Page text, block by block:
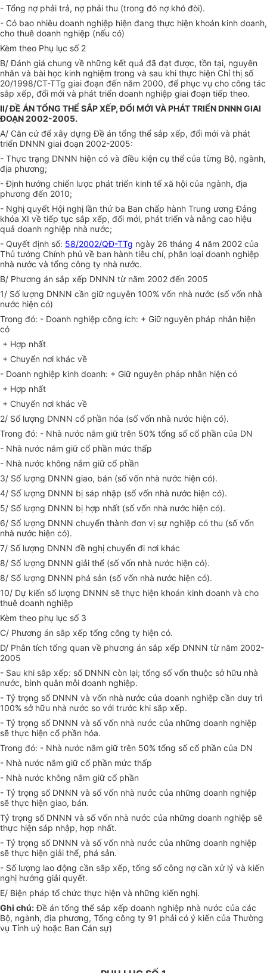
- Tổng nợ phải trả, nợ phải thu (trong đó nợ khó đòi).
- Có bao nhiêu doanh nghiệp hiện đang thực hiện khoán kinh doanh,
cho thuê doanh nghiệp (nếu có)
Kèm theo Phụ lục số 2
B/ Đánh giá chung về những kết quả đã đạt được, tồn tại, nguyên
nhân và bài học kinh nghiệm trong và sau khi thực hiện Chỉ thị số
20/1998/CT-TTg giai đoạn đến năm 2000, để phục vụ cho công tác
sắp xếp, đổi mới và phát triển doanh nghiệp giai đoạn tiếp theo.
II/ ĐỀ ÁN TỔNG THỂ SẮP XẾP, ĐỔI MỚI VÀ PHÁT TRIỂN DNNN GIAI
ĐOẠN 2002-2005.
A/ Căn cứ để xây dựng Đề án tổng thể sắp xếp, đổi mới và phát
triển DNNN giai đoạn 2002-2005:
- Thực trạng DNNN hiện có và điều kiện cụ thể của từng Bộ, ngành,
địa phương;
- Định hướng chiến lược phát triển kinh tế xã hội của ngành, địa
phương đến 2010;
- Nghị quyết Hội nghị lần thứ ba Ban chấp hành Trung ương Đảng
khóa XI về tiếp tục sắp xếp, đổi mới, phát triển và nâng cao hiệu
quả doanh nghiệp nhà nước;
- Quyết định số: 58/2002/QĐ-TTg ngày 26 tháng 4 năm 2002 của
Thủ tướng Chính phủ về ban hành tiêu chí, phân loại doanh nghiệp
nhà nước và tổng công ty nhà nước.
B/ Phương án sắp xếp DNNN từ năm 2002 đến 2005
1/ Số lượng DNNN cần giữ nguyên 100% vốn nhà nước (số vốn nhà
nước hiện có)
Trong đó: - Doanh nghiệp công ích: + Giữ nguyên pháp nhân hiện
có
+ Hợp nhất
+ Chuyển nơi khác về
- Doanh nghiệp kinh doanh: + Giữ nguyên pháp nhân hiện có
+ Hợp nhất
+ Chuyển nơi khác về
2/ Số lượng DNNN cổ phần hóa (số vốn nhà nước hiện có).
Trong đó: - Nhà nước nắm giữ trên 50% tổng số cổ phần của DN
- Nhà nước nắm giữ cổ phần mức thấp
- Nhà nước không nắm giữ cổ phần
3/ Số lượng DNNN giao, bán (số vốn nhà nước hiện có).
4/ Số lượng DNNN bị sáp nhập (số vốn nhà nước hiện có).
5/ Số lượng DNNN bị hợp nhất (số vốn nhà nước hiện có).
6/ Số lượng DNNN chuyển thành đơn vị sự nghiệp có thu (số vốn
nhà nước hiện có).
7/ Số lượng DNNN đề nghị chuyển đi nơi khác
8/ Số lượng DNNN giải thể (số vốn nhà nước hiện có).
8/ Số lượng DNNN phá sản (số vốn nhà nước hiện có).
10/ Dự kiến số lượng DNNN sẽ thực hiện khoán kinh doanh và cho
thuê doanh nghiệp
Kèm theo phụ lục số 3
C/ Phương án sắp xếp tổng công ty hiện có.
D/ Phân tích tổng quan về phương án sắp xếp DNNN từ năm 2002-
2005
- Sau khi sắp xếp: số DNNN còn lại; tổng số vốn thuộc sở hữu nhà
nước, bình quân mỗi doanh nghiệp.
- Tỷ trọng số DNNN và vốn nhà nước của doanh nghiệp cần duy trì
100% sở hữu nhà nước so với trước khi sắp xếp.
- Tỷ trọng số DNNN và số vốn nhà nước của những doanh nghiệp
sẽ thực hiện cổ phần hóa.
Trong đó: - Nhà nước nắm giữ trên 50% tổng số cổ phần của DN
- Nhà nước nắm giữ cổ phần mức thấp
- Nhà nước không nắm giữ cổ phần
- Tỷ trọng số DNNN và số vốn nhà nước của những doanh nghiệp
sẽ thực hiện giao, bán.
Tỷ trọng số DNNN và số vốn nhà nước của những doanh nghiệp sẽ
thực hiện sáp nhập, hợp nhất.
- Tỷ trọng số DNNN và số vốn nhà nước của những doanh nghiệp
sẽ thực hiện giải thể, phá sản.
- Số lượng lao động cần sắp xếp, tổng số công nợ cần xử lý và kiến
nghị hướng giải quyết.
E/ Biện pháp tổ chức thực hiện và những kiến nghị.
Ghi chú:Đề án tổng thể sắp xếp doanh nghiệp nhà nước của các
Bộ, ngành, địa phương, Tổng công ty 91 phải có ý kiến của Thường
vụ Tỉnh uỷ hoặc Ban Cán sự)